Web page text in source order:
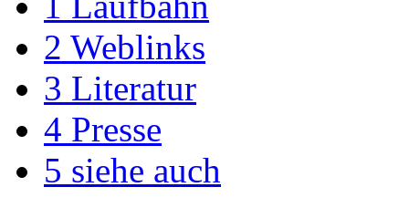
2 Weblinks
3 Literatur
4 Presse
5 siehe auch